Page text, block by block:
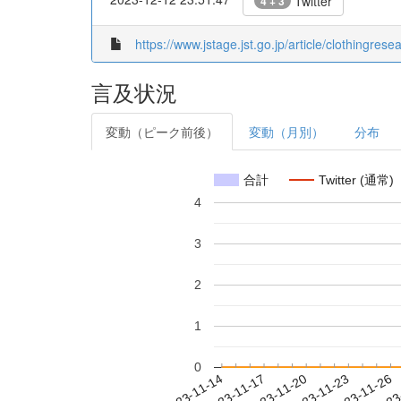
https://www.jstage.jst.go.jp/article/
言及状況
変動（ピーク前後） 変動（月別） 分布
合計 Twitter (通常)
0
1
2
3
4